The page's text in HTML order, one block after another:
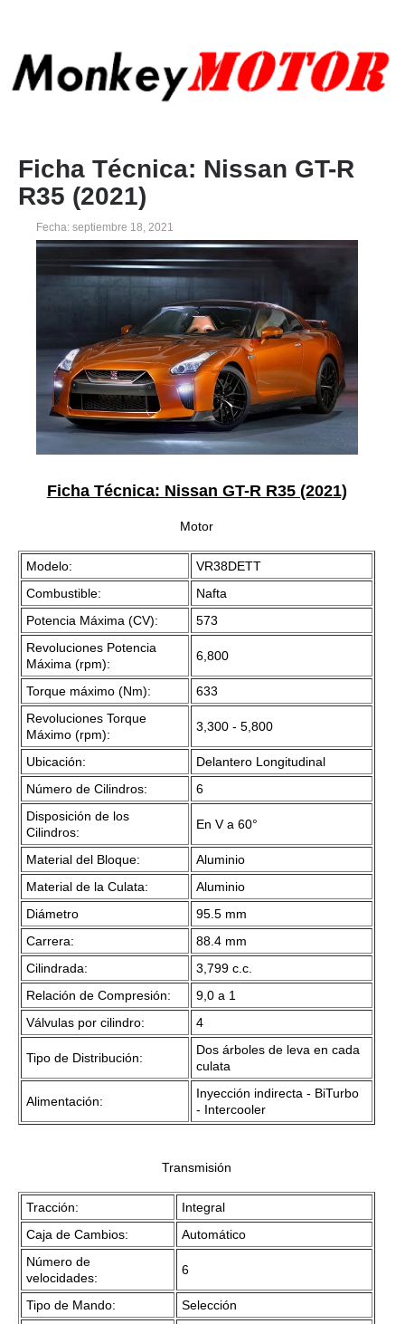
Ficha Técnica: Nissan GT-R
R35 (2021)
Fecha: septiembre 18, 2021
Ficha Técnica: Nissan GT-R R35 (2021)
Motor
Modelo:
VR38DETT
Combustible:
Nafta
Potencia Máxima (CV):
573
Revoluciones Potencia
Máxima (rpm):
6,800
Torque máximo (Nm):
633
Revoluciones Torque
Máximo (rpm):
3,300 - 5,800
Ubicación:
Delantero Longitudinal
Número de Cilindros:
6
Disposición de los
Cilindros:
En V a 60°
Material del Bloque:
Aluminio
Material de la Culata:
Aluminio
Diámetro
95.5 mm
Carrera:
88.4 mm
Cilindrada:
3,799 c.c.
Relación de Compresión:
9,0 a 1
Válvulas por cilindro:
4
Tipo de Distribución:
Dos árboles de leva en cada
culata
Alimentación:
Inyección indirecta - BiTurbo
- Intercooler
Transmisión
Tracción:
Integral
Caja de Cambios:
Automático
Número de
velocidades:
6
Tipo de Mando: Selección